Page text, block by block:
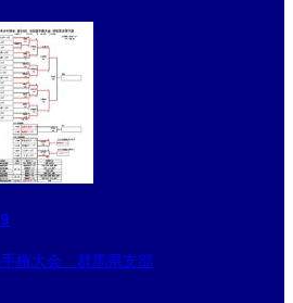
権大会 群馬県支部